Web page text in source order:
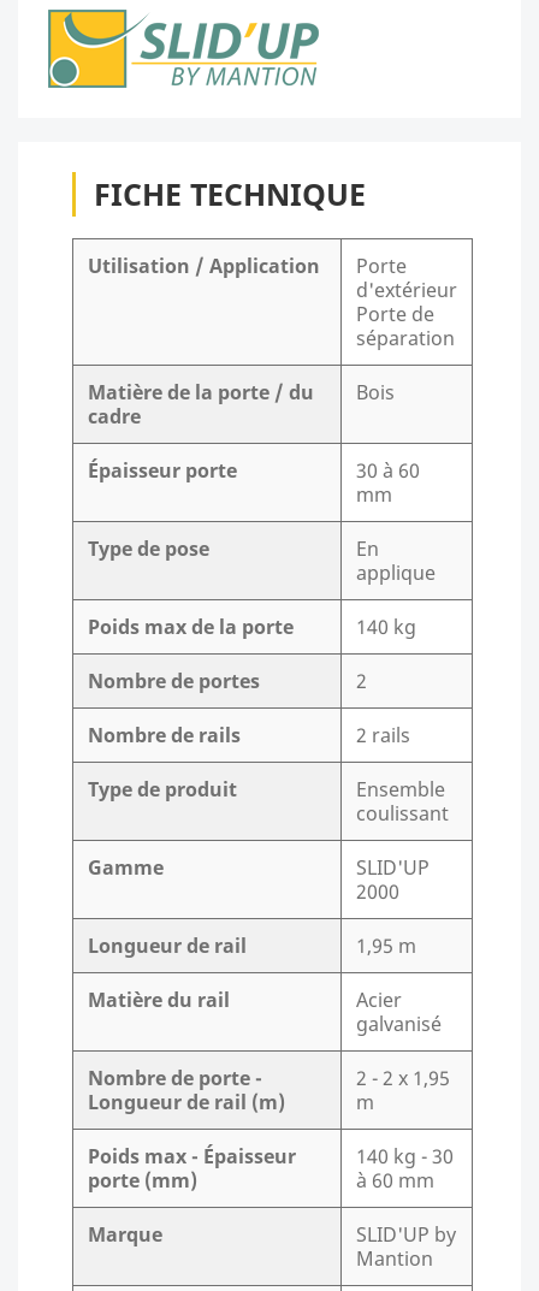
FICHE TECHNIQUE
Utilisation / Application
Porte
d'extérieur
Porte de
séparation
Matière de la porte / du
cadre
Bois
Épaisseur porte
30 à 60
mm
Type de pose
En
applique
Poids max de la porte 140 kg
Nombre de portes 2
Nombre de rails 2 rails
Type de produit
Ensemble
coulissant
Gamme
SLID'UP
2000
Longueur de rail 1,95 m
Matière du rail
Acier
galvanisé
Nombre de porte -
Longueur de rail (m)
2 - 2 x 1,95
m
Poids max - Épaisseur
porte (mm)
140 kg - 30
à 60 mm
Marque
SLID'UP by
Mantion